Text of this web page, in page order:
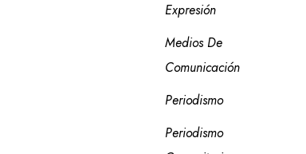
Expresión
Medios De
Comunicación
Periodismo
Periodismo